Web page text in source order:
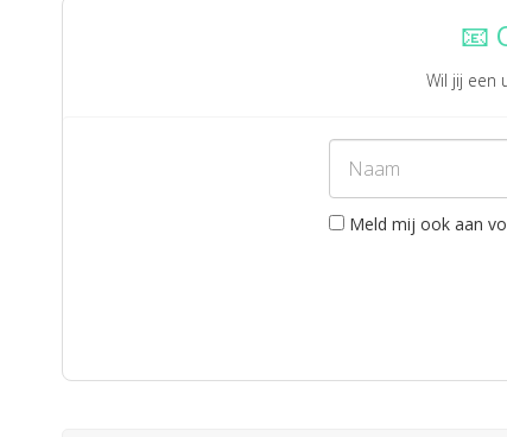
📧
Wil jij een
Meld mij ook aan